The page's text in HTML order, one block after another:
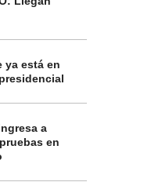
ya está en
a
en